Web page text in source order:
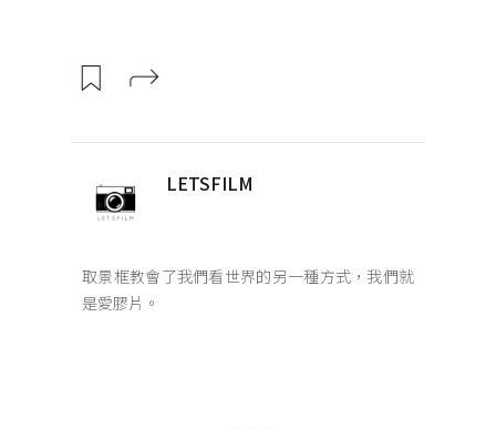
LETSFILM
取景框教會了我們看世界的另一種方式，我們就
是愛膠片。